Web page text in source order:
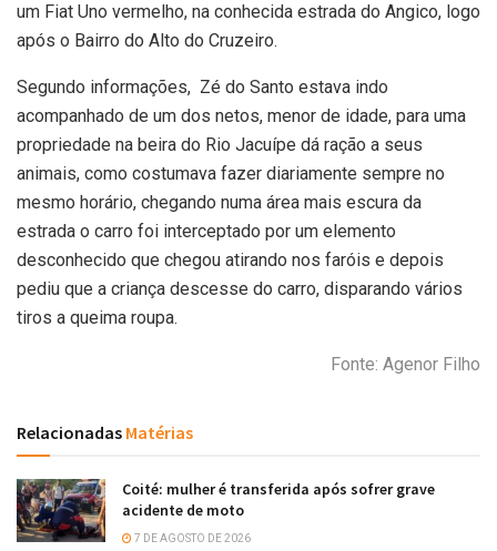
um Fiat Uno vermelho, na conhecida estrada do Angico, logo
após o Bairro do Alto do Cruzeiro.
Segundo informações, Zé do Santo estava indo
acompanhado de um dos netos, menor de idade, para uma
propriedade na beira do Rio Jacuípe dá ração a seus
animais, como costumava fazer diariamente sempre no
mesmo horário, chegando numa área mais escura da
estrada o carro foi interceptado por um elemento
desconhecido que chegou atirando nos faróis e depois
pediu que a criança descesse do carro, disparando vários
tiros a queima roupa.
Fonte: Agenor Filho
Relacionadas Matérias
Coité: mulher é transferida após sofrer grave
acidente de moto
7 DE AGOSTO DE 2026